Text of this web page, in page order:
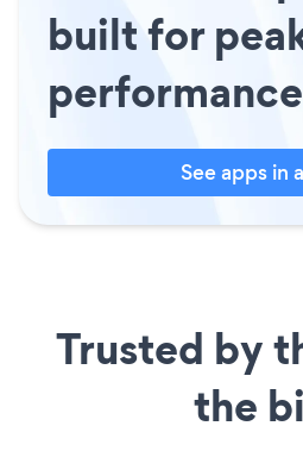
built for
See apps in
Trusted by
the